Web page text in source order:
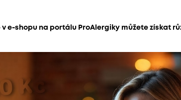
e-shopu na portálu ProAlergiky můžete získat